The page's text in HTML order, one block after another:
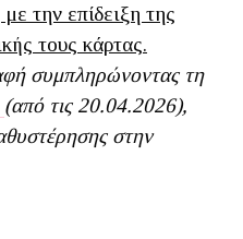
την επίδειξη της
τους κάρτας.
συμπληρώνοντας τη
(από τις 20.04.2026),
στην